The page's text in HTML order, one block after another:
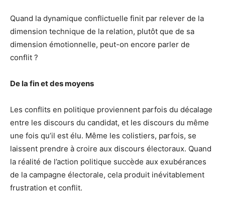
Quand la dynamique conflictuelle finit par relever de la
dimension technique de la relation, plutôt que de sa
dimension émotionnelle, peut-on encore parler de
conflit ?
De la fin et des moyens
Les conflits en politique proviennent parfois du décalage
entre les discours du candidat, et les discours du même
une fois qu’il est élu. Même les colistiers, parfois, se
laissent prendre à croire aux discours électoraux. Quand
la réalité de l’action politique succède aux exubérances
de la campagne électorale, cela produit inévitablement
frustration et conflit.